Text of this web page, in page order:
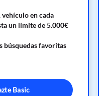
en cada
un límite de 5.000€
búsquedas favoritas
Basic